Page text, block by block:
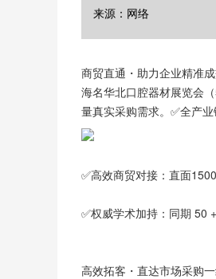
来源：网络
商贸直通・助力企业精准
海名华北口腔器材展览会
量真实采购需求。✅️全产
✅️高效商贸对接：直面
✅️权威学术加持：同期 50
高效拓客・直达市场采购